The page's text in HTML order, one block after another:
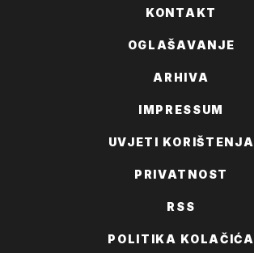
KONTAKT
OGLAŠAVANJE
ARHIVA
IMPRESSUM
UVJETI KORIŠTENJA
PRIVATNOST
RSS
POLITIKA KOLAČIĆA